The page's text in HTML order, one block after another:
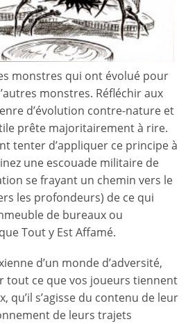
monstres qui ont évolué pour
monstres. Réfléchir aux
d’évolution contre-nature et
prête majoritairement à rire.
tenter d’appliquer ce principe à
une escouade militaire de
se frayant un chemin vers le
les profondeurs) de ce qui
de bureaux ou
Tout y Est Affamé.
d’un monde d’adversité,
tout ce que vos joueurs tiennent
qu’il s’agisse du contenu de leur
de leurs trajets